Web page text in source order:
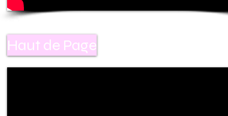
Haut de Page